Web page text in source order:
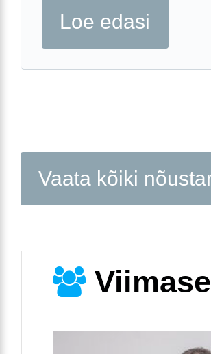
Loe edasi
Vaata kõiki